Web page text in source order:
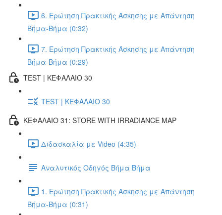
6. Ερώτηση Πρακτικής Άσκησης με Απάντηση
Βήμα-Βήμα (0:32)
7. Ερώτηση Πρακτικής Άσκησης με Απάντηση
Βήμα-Βήμα (0:29)
TEST | ΚΕΦΑΛΑΙΟ 30
TEST | ΚΕΦΑΛΑΙΟ 30
ΚΕΦΑΛΑΙΟ 31: STORE WITH IRRADIANCE MAP
Διδασκαλία με Video (4:35)
Αναλυτικός Οδηγός Βήμα Βήμα
1. Ερώτηση Πρακτικής Άσκησης με Απάντηση
Βήμα-Βήμα (0:31)